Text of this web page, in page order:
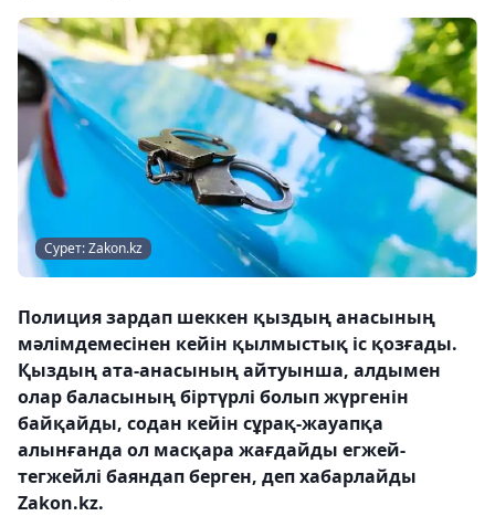
Сурет: Zakon.kz
Полиция зардап шеккен қыздың анасының
мәлімдемесінен кейін қылмыстық іс қозғады.
Қыздың ата-анасының айтуынша, алдымен
олар баласының біртүрлі болып жүргенін
байқайды, содан кейін сұрақ-жауапқа
алынғанда ол масқара жағдайды егжей-
тегжейлі баяндап берген, деп хабарлайды
Zakon.kz.